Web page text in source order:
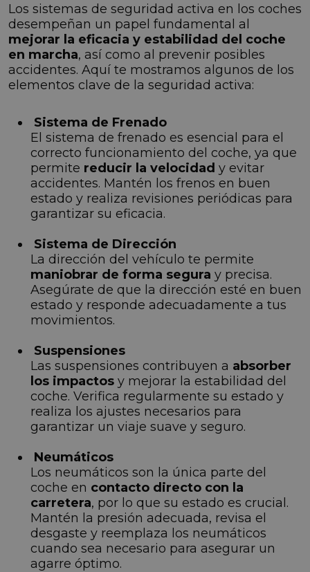
Los sistemas de seguridad activa en los coches
desempeñan un papel fundamental al
mejorar la eficacia y estabilidad del coche
en marcha, así como al prevenir posibles
accidentes. Aquí te mostramos algunos de los
elementos clave de la seguridad activa:
Sistema de Frenado
El sistema de frenado es esencial para el
correcto funcionamiento del coche, ya que
permite reducir la velocidad y evitar
accidentes. Mantén los frenos en buen
estado y realiza revisiones periódicas para
garantizar su eficacia.
Sistema de Dirección
La dirección del vehículo te permite
maniobrar de forma segura y precisa.
Asegúrate de que la dirección esté en buen
estado y responde adecuadamente a tus
movimientos.
Suspensiones
Las suspensiones contribuyen a absorber
los impactos y mejorar la estabilidad del
coche. Verifica regularmente su estado y
realiza los ajustes necesarios para
garantizar un viaje suave y seguro.
Neumáticos
Los neumáticos son la única parte del
coche en contacto directo con la
carretera, por lo que su estado es crucial.
Mantén la presión adecuada, revisa el
desgaste y reemplaza los neumáticos
cuando sea necesario para asegurar un
agarre óptimo.